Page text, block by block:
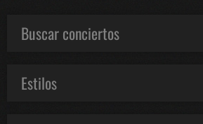
Buscar conciertos
Estilos